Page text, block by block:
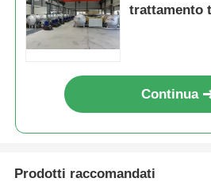
Caldaia industriale per acqua
Caldaie a gas
trattamento
Continua
Prodotti raccomandati